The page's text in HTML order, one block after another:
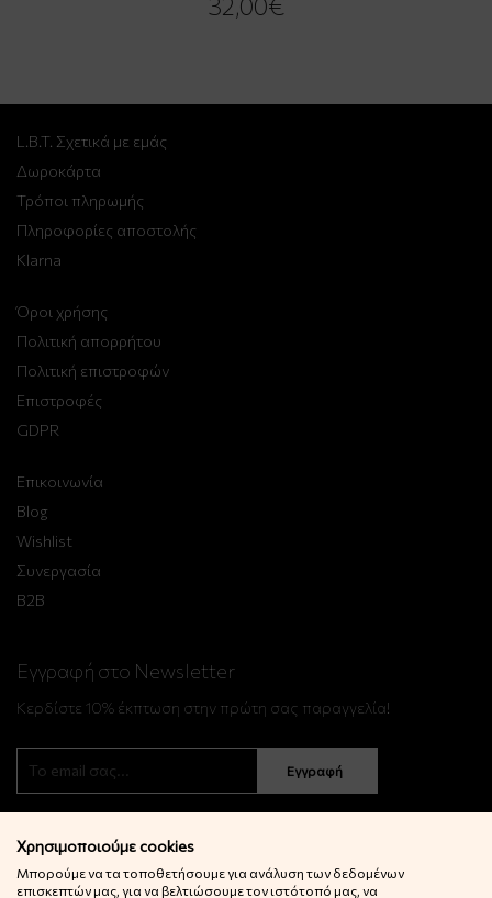
32,00€
L.B.T. Σχετικά με εμάς
Δωροκάρτα
Τρόποι πληρωμής
Πληροφορίες αποστολής
Klarna
Όροι χρήσης
Πολιτική απορρήτου
Πολιτική επιστροφών
Επιστροφές
GDPR
Επικοινωνία
Blog
Wishlist
Συνεργασία
B2B
Εγγραφή στο Newsletter
Κερδίστε 10% έκπτωση στην πρώτη σας παραγγελία!
Εγγραφή
Χρησιμοποιούμε cookies
Μπορούμε να τα τοποθετήσουμε για ανάλυση των δεδομένων
επισκεπτών μας, για να βελτιώσουμε τον ιστότοπό μας, να